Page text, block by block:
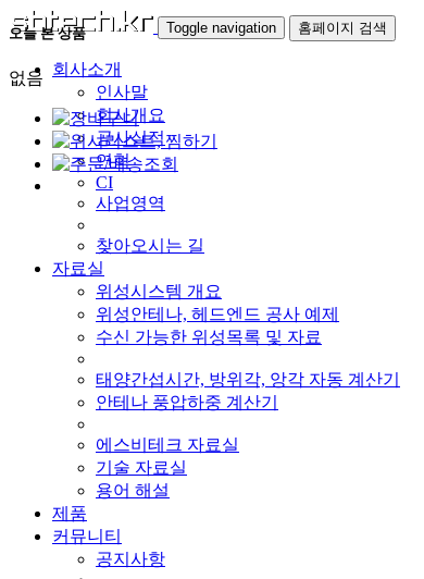
Toggle navigation 홈페이지 검색
회사소개
인사말
회사개요
공사실적
연혁
CI
사업영역
찾아오시는 길
자료실
위성시스템 개요
위성안테나, 헤드엔드 공사 예제
수신 가능한 위성목록 및 자료
태양간섭시간, 방위각, 앙각 자동 계산기
안테나 풍압하중 계산기
에스비테크 자료실
기술 자료실
용어 해설
제품
커뮤니티
공지사항
오늘 본 상품
없음